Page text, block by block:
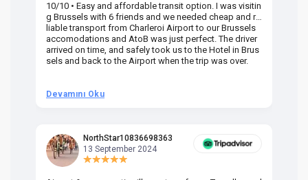
10/10 • Easy and affordable transit option. I was visitin
g Brussels with 6 friends and we needed cheap and re
liable transport from Charleroi Airport to our Brussels
accomodations and AtoB was just perfect. The driver
arrived on time, and safely took us to the Hotel in Brus
sels and back to the Airport when the trip was over.
Devamını Oku
NorthStar10836698363
13 September 2024